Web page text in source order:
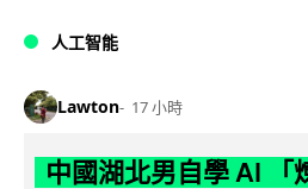
人工智能
Lawton 17 小時
中國湖北男自學 AI 「